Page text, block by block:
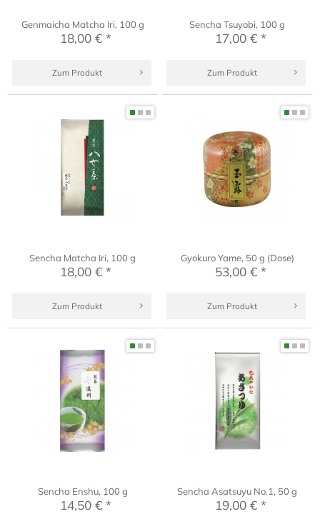
Genmaicha Matcha Iri, 100 g
18,00 € *
Zum Produkt
Sencha Tsuyobi, 100 g
17,00 € *
Zum Produkt
Sencha Matcha Iri, 100 g
18,00 € *
Zum Produkt
Gyokuro Yame, 50 g (Dose)
53,00 € *
Zum Produkt
Sencha Enshu, 100 g
14,50 € *
Sencha Asatsuyu No.1, 50 g
19,00 € *